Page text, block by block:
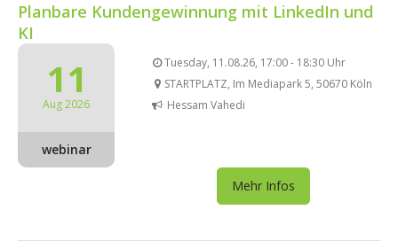
Planbare Kundengewinnung mit LinkedIn und
KI
11
Aug 2026
webinar
Tuesday, 11.08.26, 17:00 - 18:30 Uhr
STARTPLATZ, Im Mediapark 5, 50670 Köln
Hessam Vahedi
Mehr Infos